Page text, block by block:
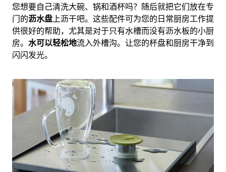
您想要自己清洗大碗、锅和酒杯吗？随后就把它们放在专
门的沥水盘上沥干吧。这些配件可为您的日常厨房工作提
供很好的帮助，尤其是对于只有水槽而没有沥水板的小厨
房。 水可以轻松地流入外槽沟。让您的杯盘和厨房干净到
闪闪发光。